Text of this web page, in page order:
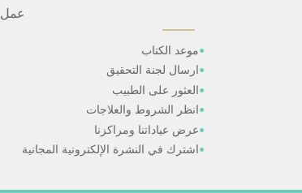
عمل
موعد الكتاب
ارسال لجنة التحقيق
العثور على الطبيب
انظر الشروط والعلاجات
عرض عياداتنا ومراكزنا
اشترك في النشرة الإلكترونية المجانية